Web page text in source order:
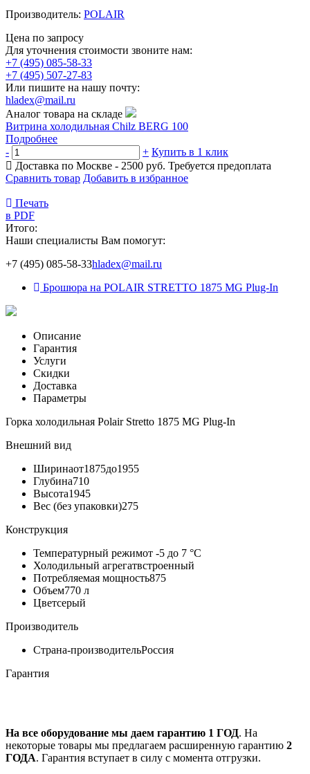
Производитель: POLAIR
Цена по запросу
Для уточнения стоимости звоните нам:
+7 (495) 085-58-33
+7 (495) 507-27-83
Или пишите на нашу почту:
hladex@mail.ru
Аналог товара на складе
Витрина холодильная Chilz BERG 100
Подробнее
-
+ Купить в 1 клик
Доставка по Москве - 2500 руб. Требуется предоплата
Сравнить товар Добавить в избранное
Печать
в PDF
Итого:
Наши специалисты Вам помогут:
+7 (495) 085-58-33hladex@mail.ru
Брошюра на POLAIR STRETTO 1875 МG Plug-In
Описание
Гарантия
Услуги
Скидки
Доставка
Параметры
Горка холодильная Polair Stretto 1875 MG Plug-In
Внешний вид
Ширинаот1875до1955
Глубина710
Высота1945
Вес (без упаковки)275
Конструкция
Температурный режимот -5 до 7 °C
Холодильный агрегатвстроенный
Потребляемая мощность875
Объем770 л
Цветсерый
Производитель
Страна-производительРоссия
Гарантия
На все оборудование мы даем гарантию 1 ГОД. На
некоторые товары мы предлагаем расширенную гарантию 2
ГОДА. Гарантия вступает в силу с момента отгрузки.